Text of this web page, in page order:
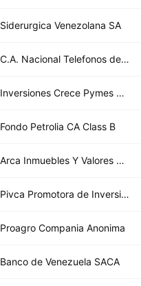
Siderurgica Venezolana SA
C.A. Nacional Telefonos de Venezuela Class D
Inversiones Crece Pymes CA Class B
Fondo Petrolia CA Class B
Arca Inmuebles Y Valores CA Class A
Pivca Promotora de Inversiones y Valores CA Class B
Proagro Compania Anonima
Banco de Venezuela SACA